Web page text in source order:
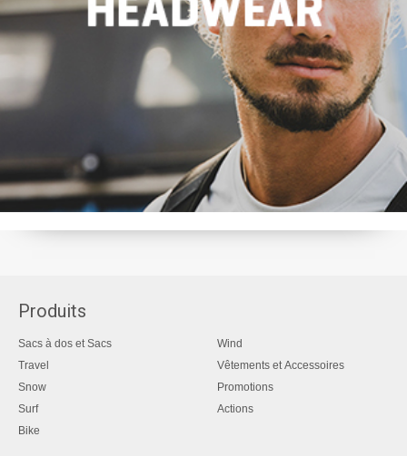
Produits
Sacs à dos et Sacs
Travel
Snow
Surf
Bike
Wind
Vêtements et Accessoires
Promotions
Actions